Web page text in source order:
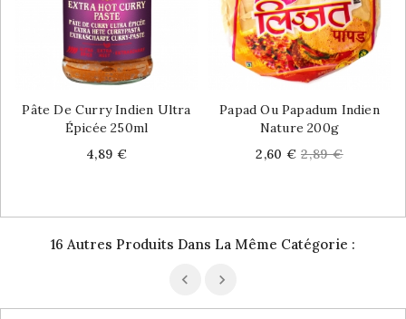
Pâte De Curry Indien Ultra
Épicée 250ml
Price
4,89 €
Papad Ou Papadum Indien
Nature 200g
Price
2,60 € Regular
2,89 €
16 Autres Produits Dans La Même Catégorie :